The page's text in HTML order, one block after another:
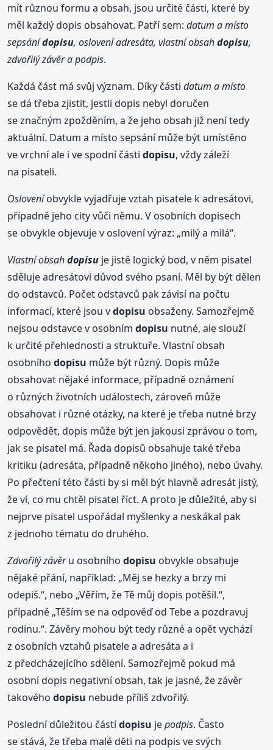
mít různou formu a obsah, jsou určité části, které by
měl každý dopis obsahovat. Patří sem:datum a místo
sepsánídopisu, oslovení adresáta, vlastní obsahdopisu,
zdvořilý závěr a podpis.
Každá část má svůj význam. Díky částidatum a místo
se dá třeba zjistit, jestli dopis nebyl doručen
se značným zpožděním, a že jeho obsah již není tedy
aktuální. Datum a místo sepsání může být umístěno
ve vrchní ale i ve spodní částidopisu, vždy záleží
na pisateli.
Osloveníobvykle vyjadřuje vztah pisatele k adresátovi,
případně jeho city vůči němu. V osobních dopisech
se obvykle objevuje v oslovení výraz: „milý a milá“.
Vlastní obsahdopisu je jistě logický bod, v něm pisatel
sděluje adresátovi důvod svého psaní. Měl by být dělen
do odstavců. Počet odstavců pak závisí na počtu
informací, které jsou vdopisu obsaženy. Samozřejmě
nejsou odstavce v osobnímdopisu nutné, ale slouží
k určité přehlednosti a struktuře. Vlastní obsah
osobníhodopisu může být různý. Dopis může
obsahovat nějaké informace, případně oznámení
o různých životních událostech, zároveň může
obsahovat i různé otázky, na které je třeba nutné brzy
odpovědět, dopis může být jen jakousi zprávou o tom,
jak se pisatel má. Řada dopisů obsahuje také třeba
kritiku (adresáta, případně někoho jiného), nebo úvahy.
Po přečtení této části by si měl být hlavně adresát jistý,
že ví, co mu chtěl pisatel říct. A proto je důležité, aby si
nejprve pisatel uspořádal myšlenky a neskákal pak
z jednoho tématu do druhého.
Zdvořilý závěru osobníhodopisu obvykle obsahuje
nějaké přání, například: „Měj se hezky a brzy mi
odepiš.“, nebo „Věřím, že Tě můj dopis potěšil.“,
případně „Těším se na odpověď od Tebe a pozdravuj
rodinu.“. Závěry mohou být tedy různé a opět vychází
z osobních vztahů pisatele a adresáta a i
z předcházejícího sdělení. Samozřejmě pokud má
osobní dopis negativní obsah, tak je jasné, že závěr
takovéhodopisu nebude příliš zdvořilý.
Poslední důležitou částídopisu jepodpis. Často
se stává, že třeba malé děti na podpis ve svých